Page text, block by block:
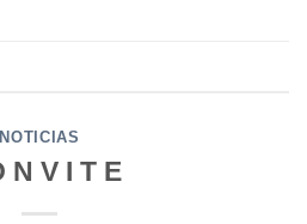
NOTICIAS
N V I T E